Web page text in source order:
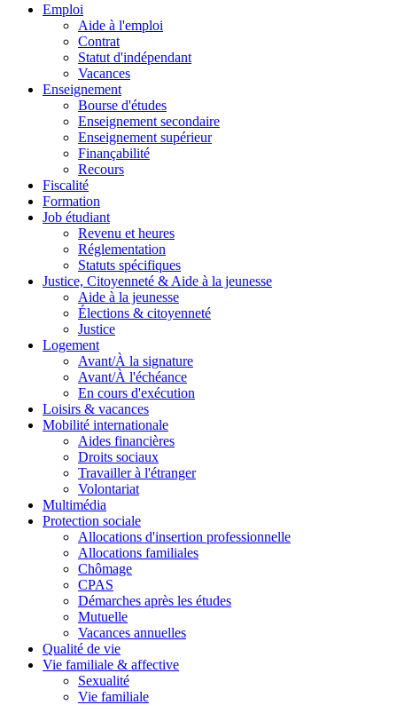
Emploi
Aide à l'emploi
Contrat
Statut d'indépendant
Vacances
Enseignement
Bourse d'études
Enseignement secondaire
Enseignement supérieur
Finançabilité
Recours
Fiscalité
Formation
Job étudiant
Revenu et heures
Réglementation
Statuts spécifiques
Justice, Citoyenneté & Aide à la jeunesse
Aide à la jeunesse
Élections & citoyenneté
Justice
Logement
Avant/À la signature
Avant/À l'échéance
En cours d'exécution
Loisirs & vacances
Mobilité internationale
Aides financières
Droits sociaux
Travailler à l'étranger
Volontariat
Multimédia
Protection sociale
Allocations d'insertion professionnelle
Allocations familiales
Chômage
CPAS
Démarches après les études
Mutuelle
Vacances annuelles
Qualité de vie
Vie familiale & affective
Sexualité
Vie familiale